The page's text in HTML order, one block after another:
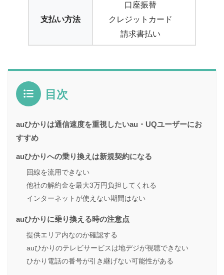
支払い方法
口座振替
クレジットカード
請求書払い
目次
auひかりは通信速度を重視したいau・UQユーザーにお
すすめ
auひかりへの乗り換えは新規契約になる
回線を流用できない
他社の解約金を最大3万円負担してくれる
インターネットが使えない期間はない
auひかりに乗り換える時の注意点
提供エリア内なのか確認する
auひかりのテレビサービスは地デジが視聴できない
ひかり電話の番号が引き継げない可能性がある